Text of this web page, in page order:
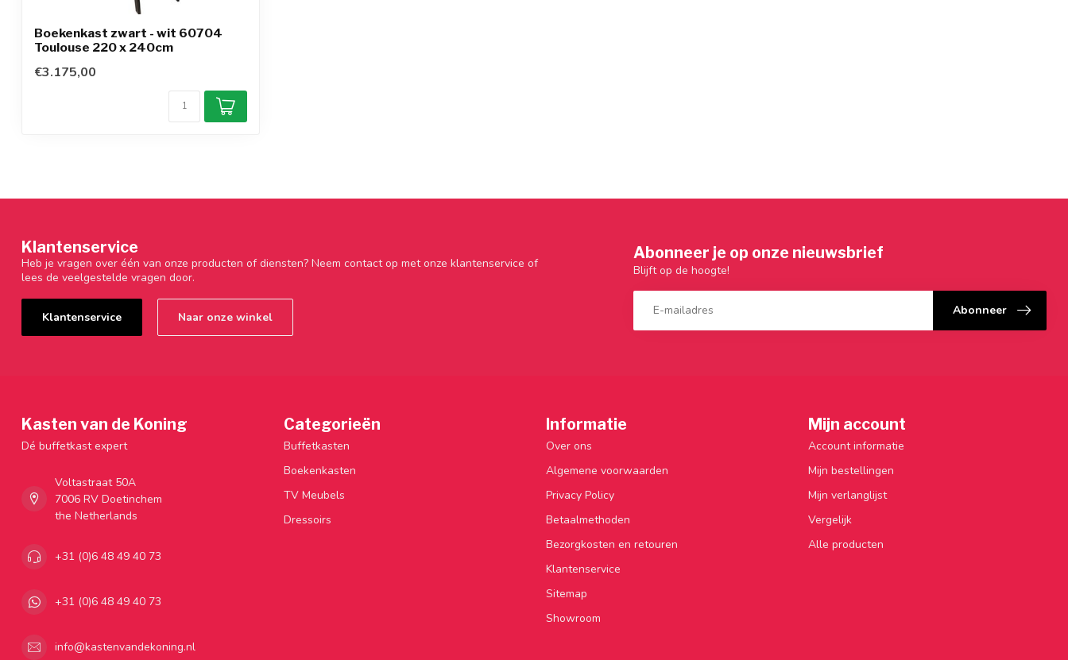
Boekenkast zwart - wit 60704
Toulouse 220 x 240cm
€3.175,00
Klantenservice
Heb je vragen over één van onze producten of diensten? Neem contact op met onze klantenservice of
lees de veelgestelde vragen door.
Klantenservice Naar onze winkel
Abonneer je op onze nieuwsbrief
Blijft op de hoogte!
Abonneer
Kasten van de Koning
Dé buffetkast expert
Voltastraat 50A
7006 RV Doetinchem
the Netherlands
+31 (0)6 48 49 40 73
+31 (0)6 48 49 40 73
info@kastenvandekoning.nl
Categorieën
Buffetkasten
Boekenkasten
TV Meubels
Dressoirs
Informatie
Over ons
Algemene voorwaarden
Privacy Policy
Betaalmethoden
Bezorgkosten en retouren
Klantenservice
Sitemap
Showroom
Mijn account
Account informatie
Mijn bestellingen
Mijn verlanglijst
Vergelijk
Alle producten